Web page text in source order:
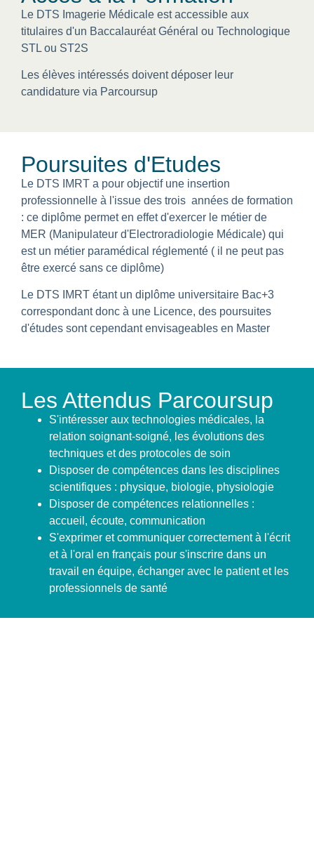
Le DTS Imagerie Médicale est accessible aux
titulaires d'un Baccalauréat Général ou Technologique
STL ou ST2S
Les élèves intéressés doivent déposer leur
candidature via Parcoursup
Poursuites d'Etudes
Le DTS IMRT a pour objectif une insertion
professionnelle à l'issue des trois années de formation
: ce diplôme permet en effet d'exercer le métier de
MER (Manipulateur d'Electroradiologie Médicale) qui
est un métier paramédical réglementé ( il ne peut pas
être exercé sans ce diplôme)
Le DTS IMRT étant un diplôme universitaire Bac+3
correspondant donc à une Licence, des poursuites
d'études sont cependant envisageables en Master
Les Attendus Parcoursup
S'intéresser aux technologies médicales, la
relation soignant-soigné, les évolutions des
techniques et des protocoles de soin
Disposer de compétences dans les disciplines
scientifiques : physique, biologie, physiologie
Disposer de compétences relationnelles :
accueil, écoute, communication
S'exprimer et communiquer correctement à l'écrit
et à l'oral en français pour s'inscrire dans un
travail en équipe, échanger avec le patient et les
professionnels de santé